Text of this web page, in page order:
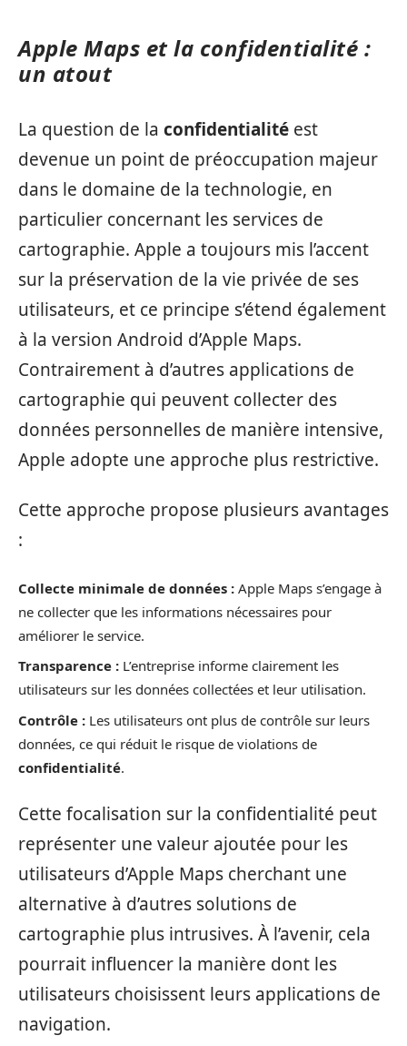
Apple Maps et la confidentialité :
un atout
La question de la confidentialité est
devenue un point de préoccupation majeur
dans le domaine de la technologie, en
particulier concernant les services de
cartographie. Apple a toujours mis l’accent
sur la préservation de la vie privée de ses
utilisateurs, et ce principe s’étend également
à la version Android d’Apple Maps.
Contrairement à d’autres applications de
cartographie qui peuvent collecter des
données personnelles de manière intensive,
Apple adopte une approche plus restrictive.
Cette approche propose plusieurs avantages
:
Collecte minimale de données : Apple Maps s’engage à
ne collecter que les informations nécessaires pour
améliorer le service.
Transparence : L’entreprise informe clairement les
utilisateurs sur les données collectées et leur utilisation.
Contrôle : Les utilisateurs ont plus de contrôle sur leurs
données, ce qui réduit le risque de violations de
confidentialité.
Cette focalisation sur la confidentialité peut
représenter une valeur ajoutée pour les
utilisateurs d’Apple Maps cherchant une
alternative à d’autres solutions de
cartographie plus intrusives. À l’avenir, cela
pourrait influencer la manière dont les
utilisateurs choisissent leurs applications de
navigation.